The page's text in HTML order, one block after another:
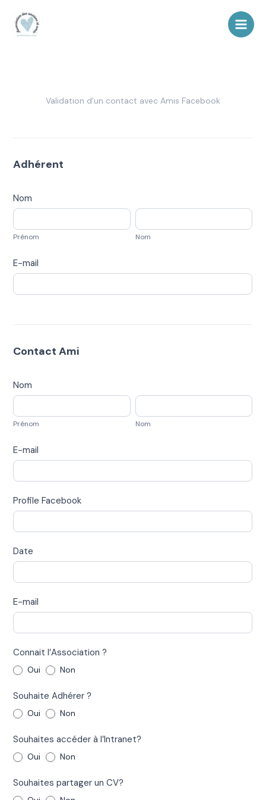
contenu
ValidationValidation d’un contact avec Amis Facebook
Adhérent
Nom
Prénom
Prénom
Nom
Nom
E-mail
Contact Ami
Nom
Prénom
Prénom
Nom
Nom
E-mail
Profile Facebook
Date
E-mail
Connait l’Association ?
Oui Non
Souhaite Adhérer ?
Oui Non
Souhaites accéder à l’Intranet?
Oui Non
Souhaites partager un CV?